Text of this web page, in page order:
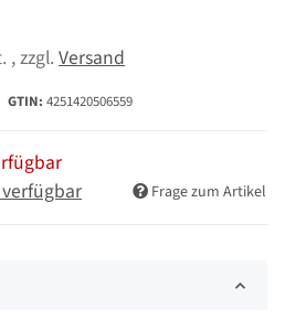
, zzgl.Versand
GTIN: 4251420506559
Frage zum Artikel